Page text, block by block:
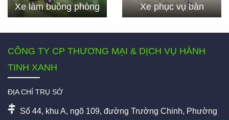
Xe làm buồng phòng Xe phục vụ bàn
CÔNG TY CP THƯƠNG MẠI & DỊCH VỤ HÀNH
TINH XANH
ĐỊA CHỈ TRỤ SỞ
Số 44, khu A, ngõ 109, đường Trường Chinh, Phường